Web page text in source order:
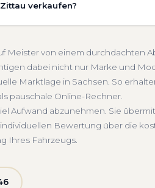
Seriöse Einschätzung
Ihrer Wahl in Zittau und Umgebung.
verkaufen?
von der Abholung bis zur
Meister von einem durchdachten
dabei nicht nur Marke und
Marktlage in Sachsen. So
pauschale Online-Rechner.
Aufwand abzunehmen. Sie
Bewertung über die
Ihres Fahrzeugs.